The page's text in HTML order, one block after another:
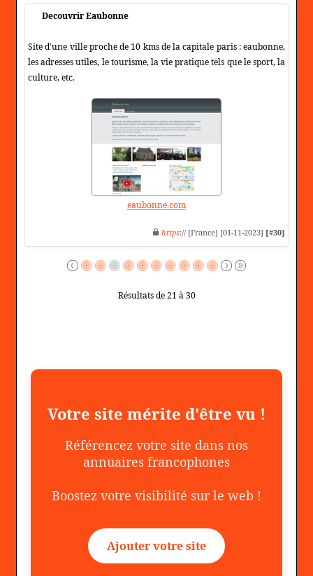
Decouvrir Eaubonne
Site d'une ville proche de 10 kms de la capitale paris : eaubonne,
les adresses utiles, le tourisme, la vie pratique tels que le sport, la
culture, etc.
eaubonne.com
https:// [France] [01-11-2023] [#30]
Résultats de 21 à 30
Votre site mérite d'être vu !
Référencez votre site dans nos
annuaires francophones
Boostez votre visibilité sur le web !
Ajouter votre site